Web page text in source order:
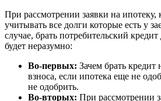
При рассмотрении заявки на ипотеку,
учитывать все долги которые есть у
случае, брать потребительский
будет неразумно:
Во-первых: Зачем брать
взноса, если ипотека еще не
не одобрить.
Во-вторых: При рассмотрении